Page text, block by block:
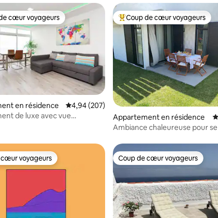
base de 197 commentaires : 4,88 sur 5
cœur voyageurs les plus appréciés
cœur voyageurs
en résidence Évaluation moyenne sur la base de 207
4,94 (207)
de luxe avec vue
Coups de cœur voyageurs les
Coup de cœur voyageurs
Appartement en résidence
Ambiance chaleureuse pour
voyageurs
voyageurs Coup de cœur voyageurs
Coup de cœur voyageurs